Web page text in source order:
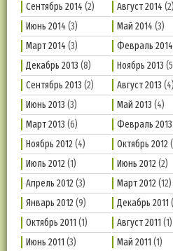
Сентябрь 2014 (2) Август 2014 (2)
Июнь 2014 (3) Май 2014 (3)
Март 2014 (3) Февраль 2014
Декабрь 2013 (8) Ноябрь 2013
Сентябрь 2013 (2) Август 2013 (4)
Июнь 2013 (3) Май 2013 (4)
Март 2013 (6) Февраль 2013
Ноябрь 2012(4) Октябрь 2012
Июль 2012(1) Июнь 2012(2)
Апрель 2012(3) Март 2012(12)
Январь 2012(9) Декабрь 2011
Октябрь 2011 (1) Август 2011 (1)
Июнь 2011 (3) Май 2011 (1)